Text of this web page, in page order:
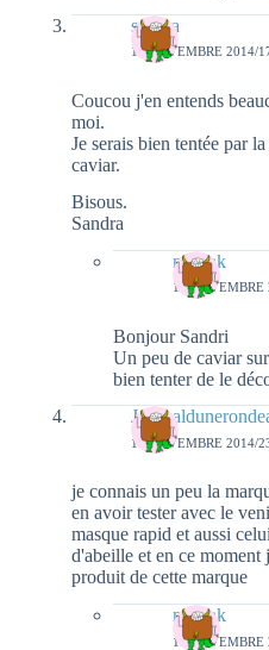
sandra
14 NOVEMBRE 2014/
Coucou j'en entends
moi.
Je serais bien tentée par
caviar.
Bisous.
Sandra
natieak
16 NOVEMBRE
Bonjour Sandri
Un peu de caviar
bien tenter de le
14 NOVEMBRE 2014/
je connais un peu la
en avoir tester avec le
masque rapid et aussi
d'abeille et en ce moment
produit de cette marque
natieak
16 NOVEMBRE